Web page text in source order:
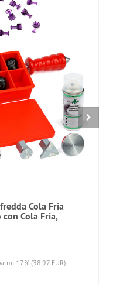
Cola Fria
Cola Fria,
17% (38,97 EUR)